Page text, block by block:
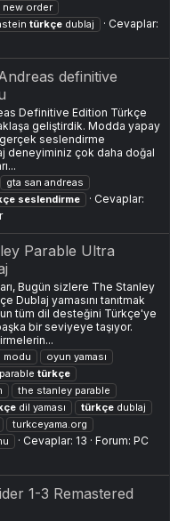
order
türkçe dublaj
Cevaplar:
definitive
Definitive Edition Türkçe
geliştirdik. Modda yapay
gerçek seslendirme
deneyiminiz çok daha doğal
gta san andreas
seslendirme
Cevaplar:
Parable Ultra
Bugün sizlere The Stanley
Dublaj yamasını tanıtmak
tüm dil desteğini Türkçe'ye
bir seviyeye taşıyor.
modu
oyun yaması
türkçe
the stanley parable
dil yaması türkçe dublaj
turkceyama.org
Cevaplar: 13 Forum: PC
1-3 Remastered